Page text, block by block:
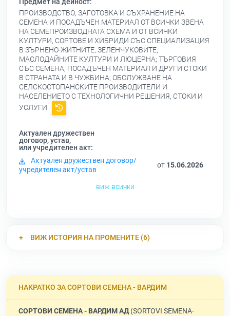
Предмет на дейност:
ПРОИЗВОДСТВО, ЗАГОТОВКА И СЪХРАНЕНИЕ НА
СЕМЕНА И ПОСАДЪЧЕН МАТЕРИАЛ ОТ ВСИЧКИ ЗВЕНА
НА СЕМЕПРОИЗВОДНАТА СХЕМА И ОТ ВСИЧКИ
КУЛТУРИ, СОРТОВЕ И ХИБРИДИ СЪС СПЕЦИАЛИЗАЦИЯ
В ЗЪРНЕНО-ЖИТНИТЕ, ЗЕЛЕНЧУКОВИТЕ,
МАСЛОДАЙНИТЕ КУЛТУРИ И ЛЮЦЕРНА; ТЪРГОВИЯ
СЪС СЕМЕНА, ПОСАДЪЧЕН МАТЕРИАЛ И ДРУГИ СТОКИ
В СТРАНАТА И В ЧУЖБИНА; ОБСЛУЖВАНЕ НА
СЕЛСКОСТОПАНСКИТЕ ПРОИЗВОДИТЕЛИ И
НАСЕЛЕНИЕТО С ТЕХНОЛОГИЧНИ РЕШЕНИЯ, СТОКИ И
УСЛУГИ.
Актуален дружествен
договор, устав,
или учредителен акт:
Актуален дружествен договор/
учредителен акт/устав
от 15.06.2026
виж всички
ВИЖ ИСТОРИЯ НА ПРОМЕНИТЕ (6)
НАКРАТКО ЗА СОРТОВИ СЕМЕНА - ВАРДИМ
СОРТОВИ СЕМЕНА - ВАРДИМ АД(SORTOVI SEMENA-